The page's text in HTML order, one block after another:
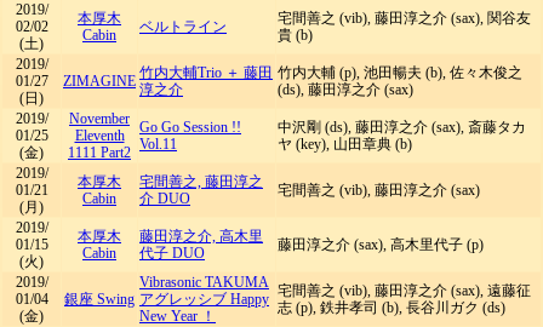
2019/
02/02
(土)
本厚木
Cabin
ベルトライン
宅間善之 (vib), 藤田淳之介 (sax), 関谷友
貴 (b)
2019/
01/27
(日)
ZIMAGINE 竹内大輔Trio ＋ 藤田
淳之介
竹内大輔 (p), 池田暢夫 (b), 佐々木俊之
(ds), 藤田淳之介 (sax)
2019/
01/25
(金)
November
Eleventh
1111 Part2
Go Go Session !!
Vol.11
中沢剛 (ds), 藤田淳之介 (sax), 斎藤タカ
ヤ (key), 山田章典 (b)
2019/
01/21
(月)
本厚木
Cabin
宅間善之, 藤田淳之
介 DUO
宅間善之 (vib), 藤田淳之介 (sax)
2019/
01/15
(火)
本厚木
Cabin
藤田淳之介, 高木里
代子 DUO
藤田淳之介 (sax), 高木里代子 (p)
2019/
01/04
(金)
銀座 Swing
Vibrasonic TAKUMA
アグレッシブ Happy
New Year ！
宅間善之 (vib), 藤田淳之介 (sax), 遠藤征
志 (p), 鉄井孝司 (b), 長谷川ガク (ds)